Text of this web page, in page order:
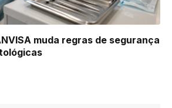
muda regras de segurança